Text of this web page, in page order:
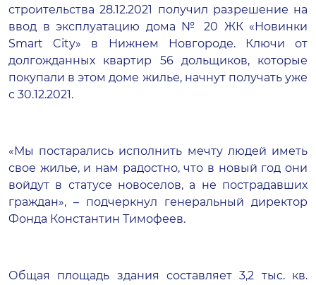
строительства 28.12.2021 получил разрешение на
ввод в эксплуатацию дома № 20 ЖК «Новинки
Smart City» в Нижнем Новгороде. Ключи от
долгожданных квартир 56 дольщиков, которые
покупали в этом доме жилье, начнут получать уже
с 30.12.2021.
«Мы постарались исполнить мечту людей иметь
свое жилье, и нам радостно, что в новый год они
войдут в статусе новоселов, а не пострадавших
граждан», – подчеркнул генеральный директор
Фонда Константин Тимофеев.
Общая площадь здания составляет 3,2 тыс. кв.